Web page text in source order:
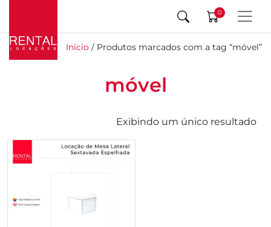
0
Início / Produtos marcados com a tag “móvel”
móvel
Exibindo um único resultado